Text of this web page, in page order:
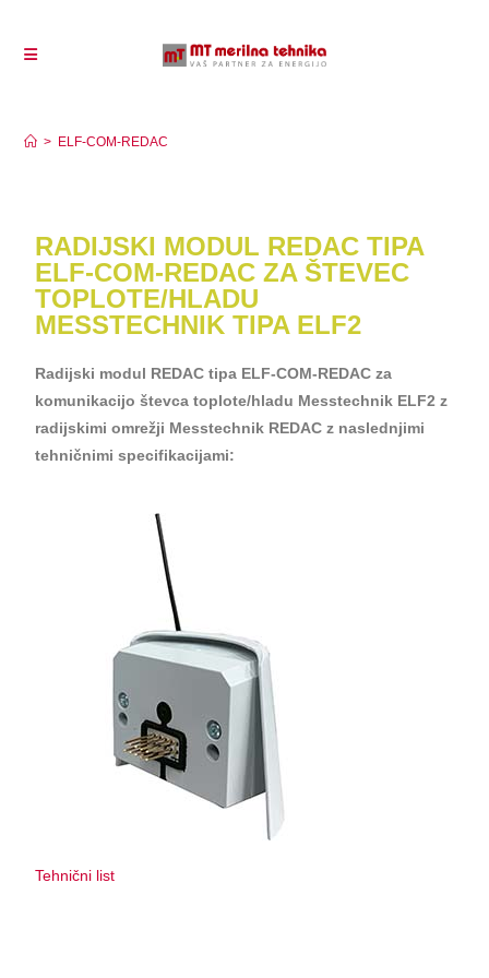
> ELF-COM-REDAC
RADIJSKI MODUL REDAC TIPA
ELF-COM-REDAC ZA ŠTEVEC
TOPLOTE/HLADU
MESSTECHNIK TIPA ELF2
Radijski modul REDAC tipa ELF-COM-REDAC za
komunikacijo števca toplote/hladu Messtechnik ELF2 z
radijskimi omrežji Messtechnik REDAC z naslednjimi
tehničnimi specifikacijami:
Tehnični list